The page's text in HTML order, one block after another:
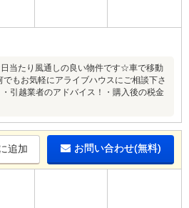
当たり風通しの良い物件です☆車で移動
もお気軽にアライブハウスにご相談下さ
引越業者のアドバイス！・購入後の税金
追加 お問い合わせ(無料)